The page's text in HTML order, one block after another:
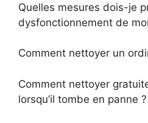
Quelles mesures dois-je
dysfonctionnement de
Comment nettoyer un
Comment nettoyer
lorsqu’il tombe en panne ?